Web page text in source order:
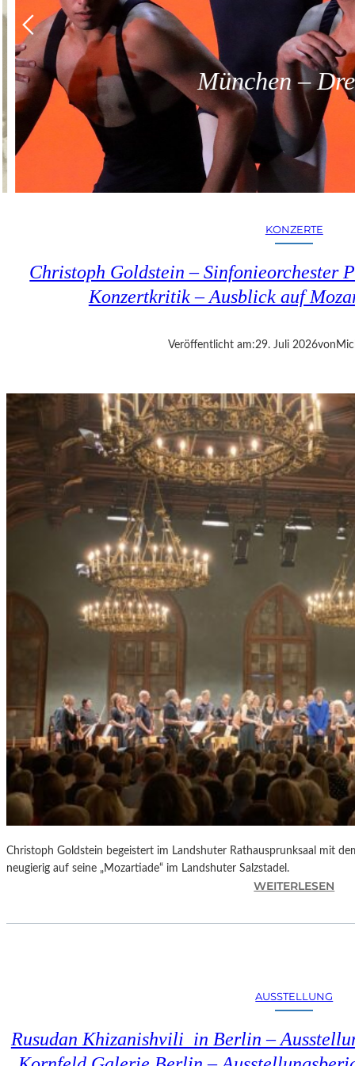
München –
KONZERTE
Christoph Goldstein – Sinfonieorchester
Konzertkritik – Ausblick auf
Veröffentlicht am:29. Juli 2026von
Christoph Goldstein begeistert im Landshuter Rathausprunksaal mit
neugierig auf seine „Mozartiade“ im Landshuter Salzstadel.
WEITERLESEN
H
H
G
AUSSTELLUNG
Rusudan Khizanishvili in Berlin –